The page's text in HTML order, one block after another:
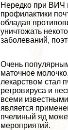
Нередко при ВИЧ
профилактики
обладая
уничтожать
заболеваний,
Очень
маточное
лекарством стал
ретровируса и
всеми
является
пчелиный яд
мероприятий.